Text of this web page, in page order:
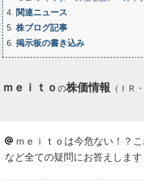
4
関連ニュース
5 株ブログ記事
6 掲示板の書き込み
ｍｅｉｔｏ の株価情報 （ＩＲ
ｍｅｉｔｏは今危ない！？
など全ての疑問にお答えします